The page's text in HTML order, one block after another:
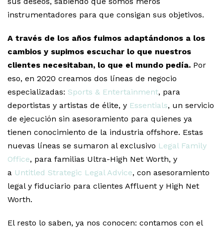
instrumentadores para que consigan sus objetivos.
A través de los años fuimos adaptándonos a los
cambios y supimos escuchar lo que nuestros
clientes necesitaban, lo que el mundo pedía. Por
eso, en 2020 creamos dos líneas de negocio
especializadas: Sports & Entertainment, para
deportistas y artistas de élite, y Essentials, un servicio
de ejecución sin asesoramiento para quienes ya
tienen conocimiento de la industria offshore. Estas
nuevas líneas se sumaron al exclusivo Legal Family
Office, para familias Ultra-High Net Worth, y
a Untitled Strategic Legal Advice, con asesoramiento
legal y fiduciario para clientes Affluent y High Net
Worth.
El resto lo saben, ya nos conocen: contamos con el